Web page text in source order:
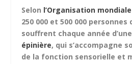
Selon l’Organisation
250 000 et 500 000 personnes
souffrent chaque année d’une
épinière, qui s’accompagne
de la fonction sensorielle et